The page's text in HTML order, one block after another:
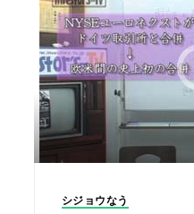
シジョウなう